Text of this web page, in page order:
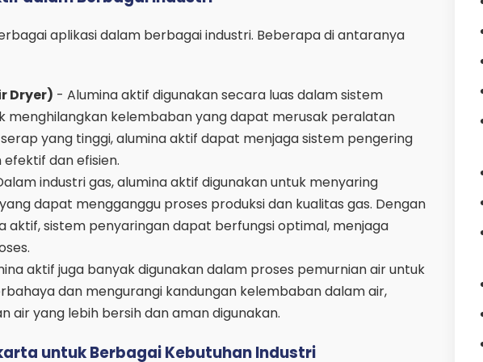
aplikasi dalam berbagai industri. Beberapa di antaranya
Dryer) - Alumina aktif digunakan secara luas dalam sistem
menghilangkan kelembaban yang dapat merusak peralatan
yang tinggi, alumina aktif dapat menjaga sistem pengering
dan efisien.
industri gas, alumina aktif digunakan untuk menyaring
dapat mengganggu proses produksi dan kualitas gas. Dengan
aktif, sistem penyaringan dapat berfungsi optimal, menjaga
aktif juga banyak digunakan dalam proses pemurnian air untuk
dan mengurangi kandungan kelembaban dalam air,
air yang lebih bersih dan aman digunakan.
untuk Berbagai Kebutuhan Industri